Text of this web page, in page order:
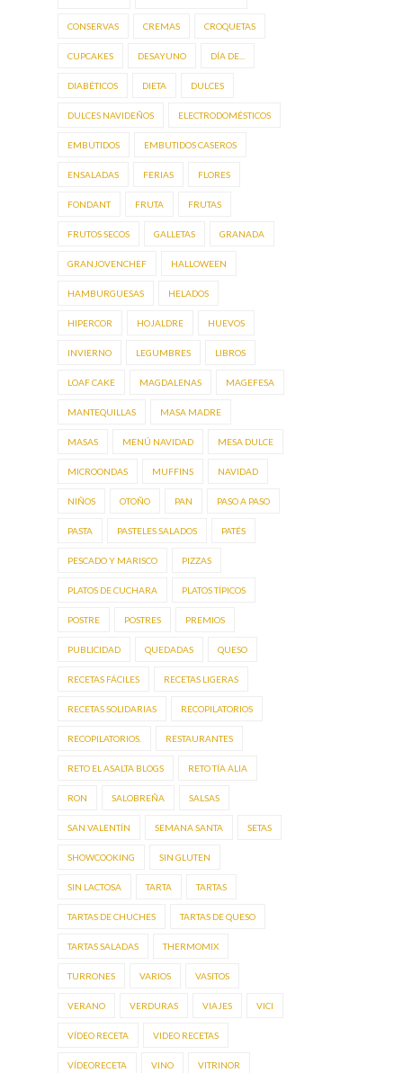
CONSERVAS CREMAS CROQUETAS
CUPCAKES DESAYUNO DÍA DE...
DIABÉTICOS DIETA DULCES
DULCES NAVIDEÑOS ELECTRODOMÉSTICOS
EMBUTIDOS EMBUTIDOS CASEROS
ENSALADAS FERIAS FLORES
FONDANT FRUTA FRUTAS
FRUTOS SECOS GALLETAS GRANADA
GRANJOVENCHEF HALLOWEEN
HAMBURGUESAS HELADOS
HIPERCOR HOJALDRE HUEVOS
INVIERNO LEGUMBRES LIBROS
LOAF CAKE MAGDALENAS MAGEFESA
MANTEQUILLAS MASA MADRE
MASAS MENÚ NAVIDAD MESA DULCE
MICROONDAS MUFFINS NAVIDAD
NIÑOS OTOÑO PAN PASO A PASO
PASTA PASTELES SALADOS PATÉS
PESCADO Y MARISCO PIZZAS
PLATOS DE CUCHARA PLATOS TÍPICOS
POSTRE POSTRES PREMIOS
PUBLICIDAD QUEDADAS QUESO
RECETAS FÁCILES RECETAS LIGERAS
RECETAS SOLIDARIAS RECOPILATORIOS
RECOPILATORIOS. RESTAURANTES
RETO EL ASALTA BLOGS RETO TÍA ALIA
RON SALOBREÑA SALSAS
SAN VALENTÍN SEMANA SANTA SETAS
SHOWCOOKING SIN GLUTEN
SIN LACTOSA TARTA TARTAS
TARTAS DE CHUCHES TARTAS DE QUESO
TARTAS SALADAS THERMOMIX
TURRONES VARIOS VASITOS
VERANO VERDURAS VIAJES VICI
VÍDEO RECETA VIDEO RECETAS
VÍDEORECETA VINO VITRINOR